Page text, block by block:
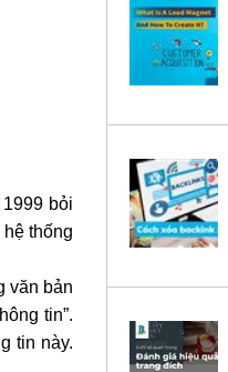
bỏi
thống
văn bản
tin”.
tin này.